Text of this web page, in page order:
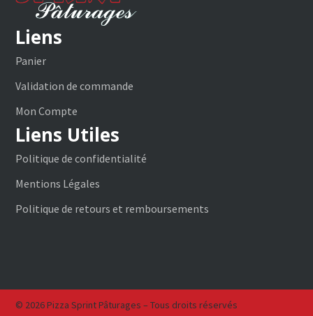
Liens
Panier
Validation de commande
Mon Compte
Liens Utiles
Politique de confidentialité
Mentions Légales
Politique de retours et remboursements
© 2026 Pizza Sprint Pâturages – Tous droits réservés